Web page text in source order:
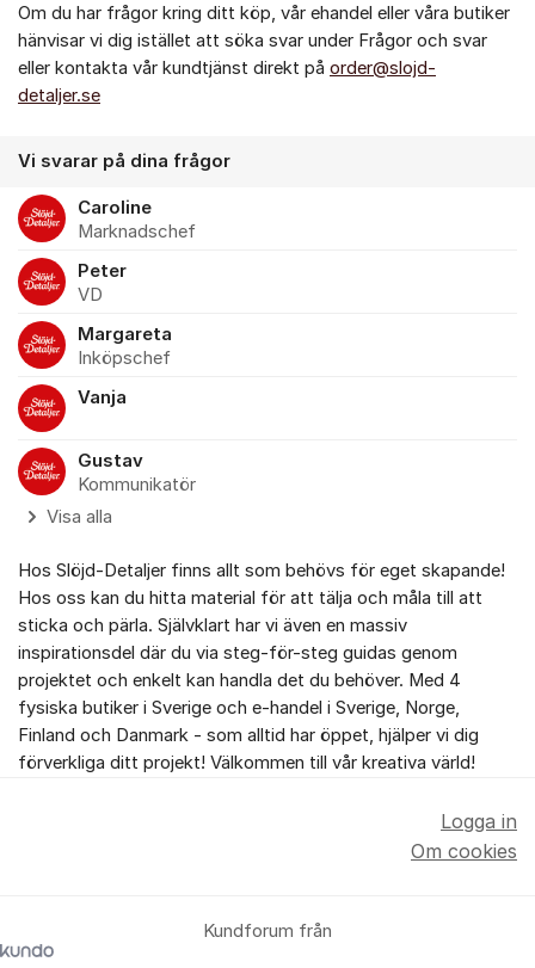
Om du har frågor kring ditt köp, vår ehandel eller våra butiker
hänvisar vi dig istället att söka svar under Frågor och svar
eller kontakta vår kundtjänst direkt på order@slojd-
detaljer.se
Vi svarar på dina frågor
Caroline
Marknadschef
Peter
VD
Margareta
Inköpschef
Vanja
Gustav
Kommunikatör
Visa alla
Hos Slöjd-Detaljer finns allt som behövs för eget skapande!
Hos oss kan du hitta material för att tälja och måla till att
sticka och pärla. Självklart har vi även en massiv
inspirationsdel där du via steg-för-steg guidas genom
projektet och enkelt kan handla det du behöver. Med 4
fysiska butiker i Sverige och e-handel i Sverige, Norge,
Finland och Danmark - som alltid har öppet, hjälper vi dig
förverkliga ditt projekt! Välkommen till vår kreativa värld!
Kundforum från
Logga in
Om cookies